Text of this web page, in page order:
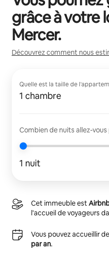
grâce à votre
Mercer.
Découvrez comment nous
Quelle est la taille de
1 chambre
Combien de nuits allez-
1 nuit
Cet immeuble est
l'accueil de voyageurs
Vous pouvez accueillir
par an.